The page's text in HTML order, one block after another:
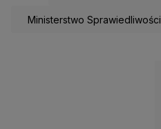
Ministerstwo Sprawiedliwości